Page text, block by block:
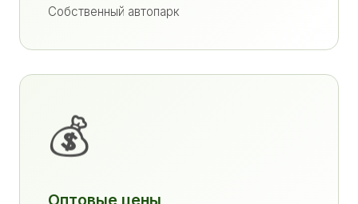
Собственный автопарк
💰
Оптовые цены